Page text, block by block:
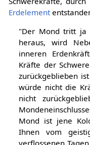
Erdelement
"Der Mond tritt ja
heraus, wird
inneren
Kräfte der
zurückgeblieben
würde nicht die
nicht
Mond ist jene
Ihnen vom
verflossenen